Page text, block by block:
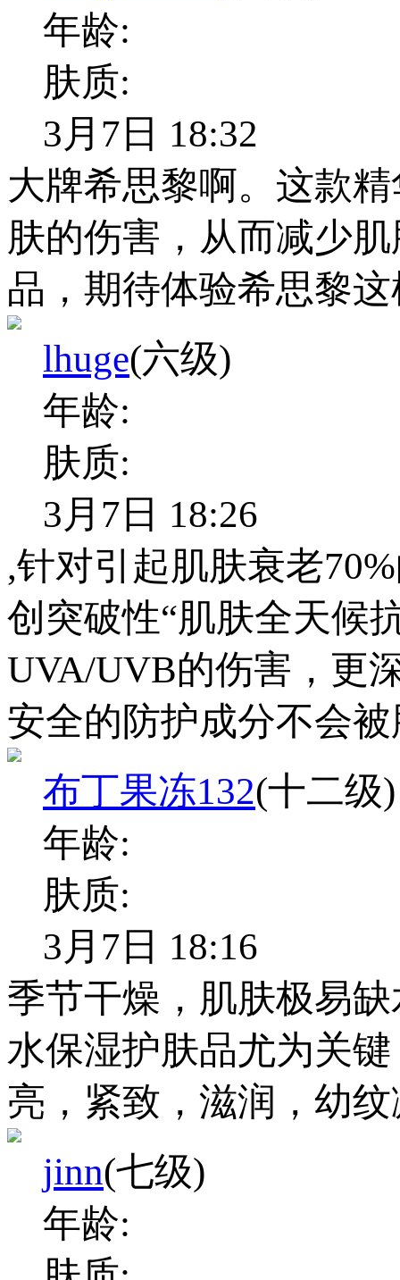
年龄:
肤质:
3月7日 18:32
大牌希思黎啊。这款
肤的伤害，从而减少
品，期待体验希思黎
lhuge(六级)
年龄:
肤质:
3月7日 18:26
,针对引起肌肤衰老
创突破性“肌肤全天候
UVA/UVB的伤害，更
安全的防护成分不会
布丁果冻132(十二级)
年龄:
肤质:
3月7日 18:16
季节干燥，肌肤极易
水保湿护肤品尤为关
亮，紧致，滋润，幼
jinn(七级)
年龄: